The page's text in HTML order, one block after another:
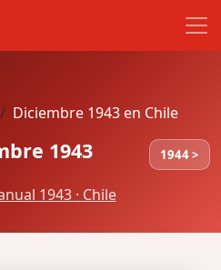
Diciembre 1943 en Chile
1943 1944 >
1943 · Chile